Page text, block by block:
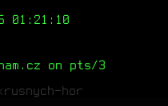
01:21:10
on pts/3
hor